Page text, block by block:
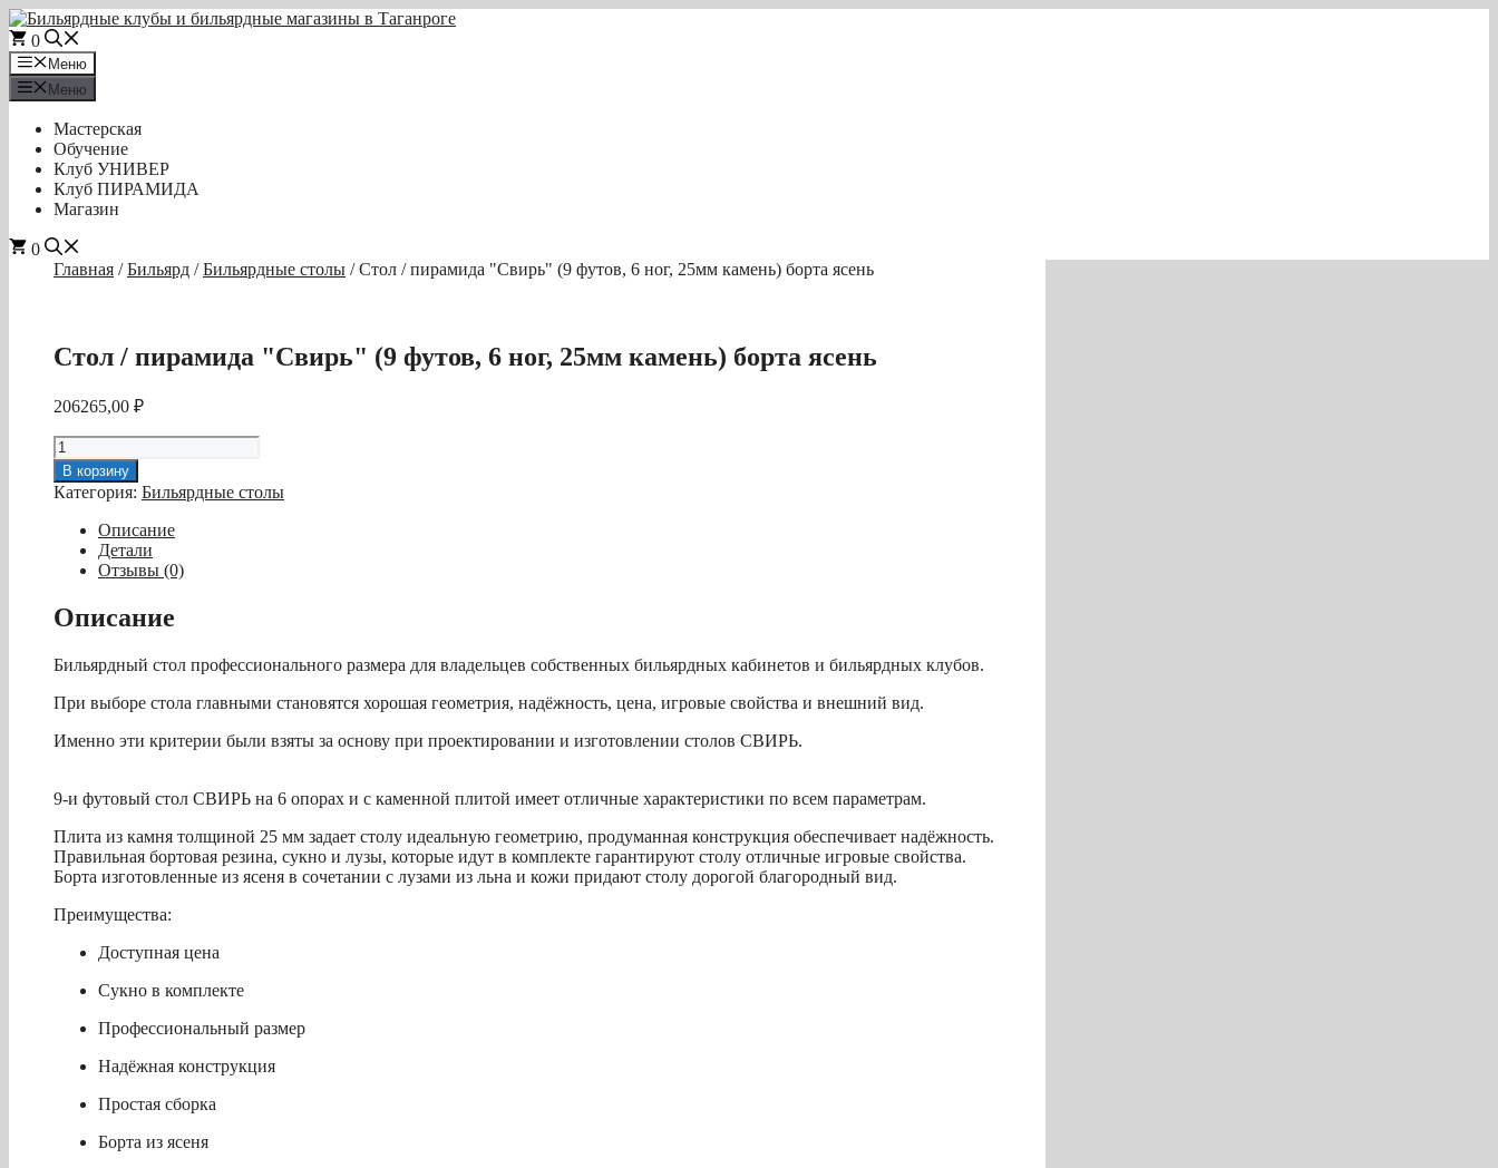
Перейти
к
содержимому
0
Меню
Меню
Мастерская
Обучение
Клуб УНИВЕР
Клуб ПИРАМИДА
Магазин
0
Главная /Бильярд /Бильярдные столы / Стол / пирамида "Свирь" (9 футов, 6 ног, 25мм камень) борта ясень
Стол / пирамида "Свирь" (9 футов, 6 ног, 25мм камень) борта ясень
206265,00 ₽
Количество
товара
Стол
пирамида
"Свирь"
6
ног,
камень)
ясень
В корзину
Категория: Бильярдные столы
Описание
Детали
Отзывы (0)
Описание
Бильярдный стол профессионального размера для владельцев собственных бильярдных кабинетов и бильярдных клубов.
При выборе стола главными становятся хорошая геометрия, надёжность, цена, игровые свойства и внешний вид.
Именно эти критерии были взяты за основу при проектировании и изготовлении столов СВИРЬ.
9-и футовый стол СВИРЬ на 6 опорах и с каменной плитой имеет отличные характеристики по всем параметрам.
Плита из камня толщиной 25 мм задает столу идеальную геометрию, продуманная конструкция обеспечивает надёжность.
Правильная бортовая резина, сукно и лузы, которые идут в комплекте гарантируют столу отличные игровые свойства.
Борта изготовленные из ясеня в сочетании с лузами из льна и кожи придают столу дорогой благородный вид.
Преимущества:
Доступная цена
Сукно в комплекте
Профессиональный размер
Надёжная конструкция
Простая сборка
Борта из ясеня